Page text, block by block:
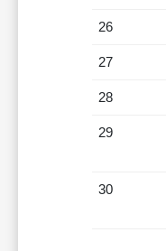
26
27
28
29
30